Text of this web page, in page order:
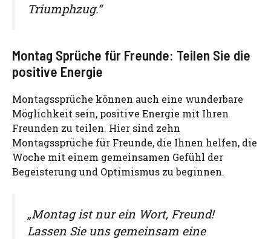
Triumphzug.“
Montag Sprüche für Freunde: Teilen Sie die
positive Energie
Montagssprüche können auch eine wunderbare
Möglichkeit sein, positive Energie mit Ihren
Freunden zu teilen. Hier sind zehn
Montagssprüche für Freunde, die Ihnen helfen, die
Woche mit einem gemeinsamen Gefühl der
Begeisterung und Optimismus zu beginnen.
„Montag ist nur ein Wort, Freund!
Lassen Sie uns gemeinsam eine